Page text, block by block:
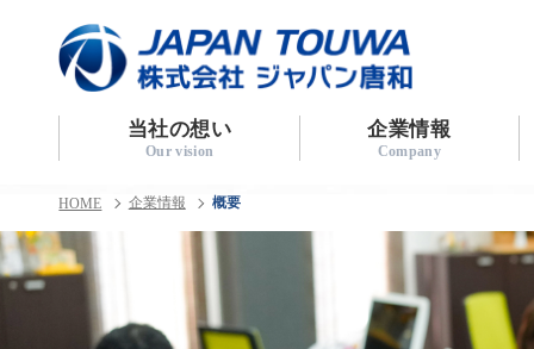
当社の想い 企業情報
HOME 企業情報 概要